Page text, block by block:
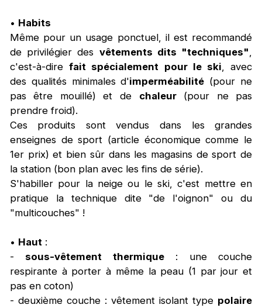
• Habits
Même pour un usage ponctuel, il est recommandé
de privilégier des vêtements dits "techniques"
c'est-à-direfait spécialement pour le ski , avec
des qualités minimales d'imperméabilité (pour ne
pas être mouillé) et de chaleur(pour ne pas
prendre froid).
Ces produits sont vendus dans les grandes
enseignes de sport (article économique comme le
1er prix) et bien sûr dans les magasins de sport de
la station (bon plan avec les fins de série).
S'habiller pour la neige ou le ski, c'est mettre en
pratique la technique dite "de l'oignon" ou du
"multicouches" !
• Haut :
-sous-vêtement thermique: une couche
respirante à porter à même la peau (1 par jour et
pas en coton)
- deuxième couche : vêtement isolant type polaire